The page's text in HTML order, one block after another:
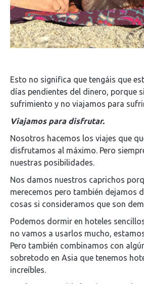
Esto no significa que tengáis que
días pendientes del dinero, porque
sufrimiento y no viajamos para
Viajamos para disfrutar.
Nosotros hacemos los viajes que
disfrutamos al máximo. Pero
nuestras posibilidades.
Nos damos nuestros caprichos
merecemos pero también dejamos
cosas si consideramos que son
Podemos dormir en hoteles
no vamos a usarlos mucho,
Pero también combinamos con
sobretodo en Asia que tenemos
increíbles.